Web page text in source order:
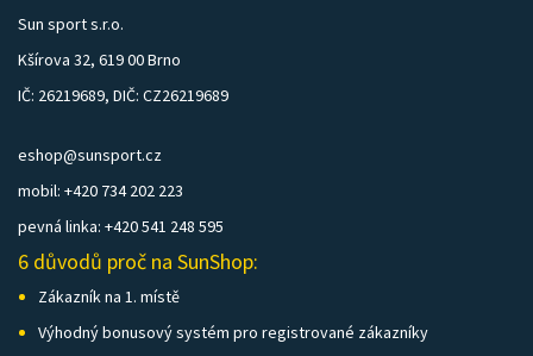
Sun sport s.r.o.
Kšírova 32, 619 00 Brno
IČ: 26219689, DIČ: CZ26219689
eshop@sunsport.cz
mobil: +420 734 202 223
pevná linka: +420 541 248 595
6 důvodů proč na SunShop:
Zákazník na 1. místě
Výhodný bonusový systém pro registrované zákazníky